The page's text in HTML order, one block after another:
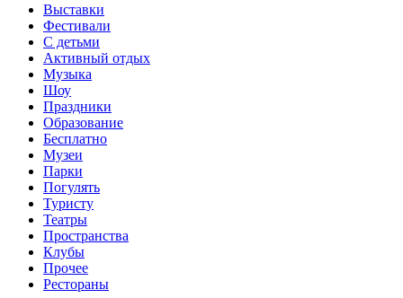
Выставки
Фестивали
С детьми
Активный отдых
Музыка
Шоу
Праздники
Образование
Бесплатно
Музеи
Парки
Погулять
Туристу
Театры
Пространства
Клубы
Прочее
Рестораны